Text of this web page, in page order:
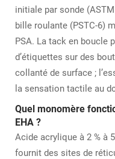
initiale par sonde
bille roulante (PSTC-6)
PSA. La tack en boucle
d’étiquettes sur des
collanté de surface ;
la sensation tactile au
Quel monomère
EHA ?
Acide acrylique à 2 % à
fournit des sites de